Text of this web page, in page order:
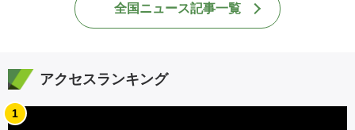
全国ニュース記事一覧
アクセスランキング
1